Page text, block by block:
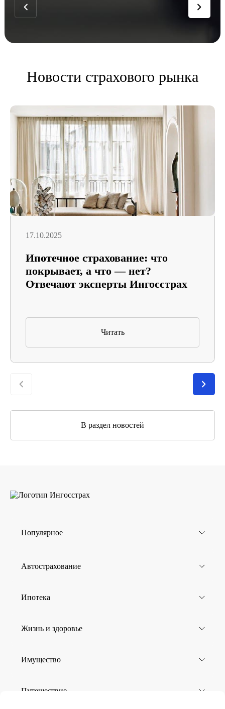
Новости страхового рынка
17.10.2025
Ипотечное страхование: что
покрывает, а что — нет?
Отвечают эксперты Ингосстрах
Читать
В раздел новостей
Популярное
Автострахование
Ипотека
Жизнь и здоровье
Имущество
Путешествие